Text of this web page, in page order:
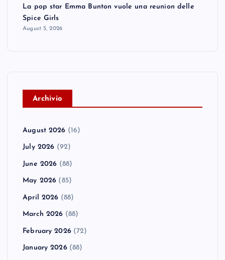
La pop star Emma Bunton vuole una reunion delle
Spice Girls
August 5, 2026
Archivio
August 2026 (16)
July 2026 (92)
June 2026 (88)
May 2026 (85)
April 2026 (88)
March 2026 (88)
February 2026(72)
January 2026(88)